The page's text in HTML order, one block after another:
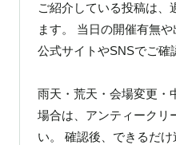
ご紹介している投稿は、
ます。 当日の開催有無
公式サイトやSNSでご確
雨天・荒天・会場変更・
場合は、アンティークリ
い。 確認後、できるだ